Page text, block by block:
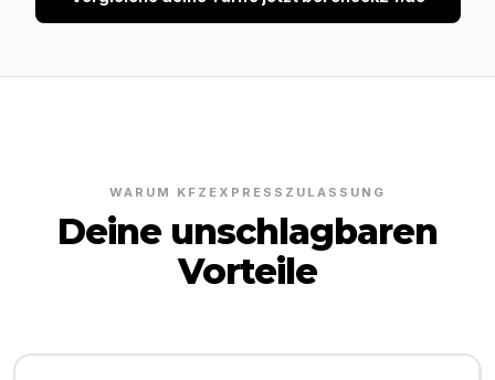
WARUM KFZEXPRESSZULASSUNG
Deine unschlagbaren
Vorteile